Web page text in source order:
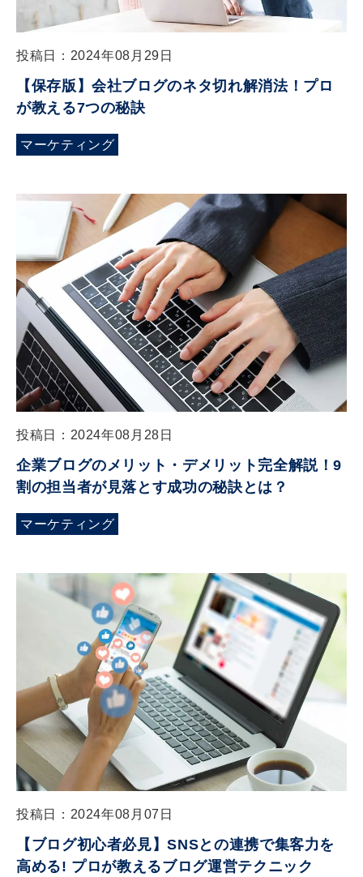
投稿日：2024年08月29日
【保存版】会社ブログのネタ切れ解消法！プロ
が教える7つの秘訣
マーケティング
投稿日：2024年08月28日
企業ブログのメリット・デメリット完全解説！9
割の担当者が見落とす成功の秘訣とは？
マーケティング
投稿日：2024年08月07日
【ブログ初心者必見】SNSとの連携で集客力を
高める! プロが教えるブログ運営テクニック